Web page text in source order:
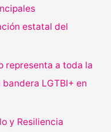
estatal del
representa a toda la
LGTBI+ en
y Resiliencia